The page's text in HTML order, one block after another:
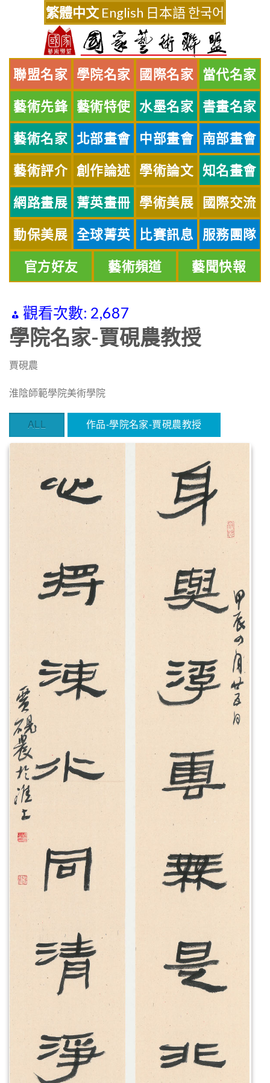
繁體中文 English 日本語한국어
聯盟名家 學院名家 國際名家 當代名家
藝術先鋒 藝術特使 水墨名家 書畫名家
藝術名家 北部畫會 中部畫會 南部畫會
藝術評介 創作論述 學術論文 知名畫會
網路畫展 菁英畫冊 學術美展 國際交流
動保美展 全球菁英 比賽訊息 服務團隊
官方好友 藝術頻道 藝聞快報
觀看次數: 2,687
學院名家-賈硯農教授
賈硯農
淮陰師範學院美術學院
ALL 作品-學院名家-賈硯農教授